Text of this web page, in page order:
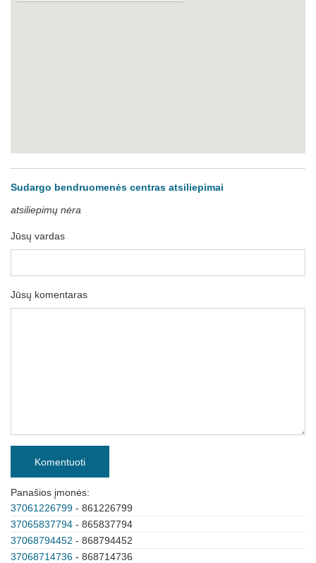
Sudargo bendruomenės centras atsiliepimai
atsiliepimų nėra
Jūsų vardas
Jūsų komentaras
Komentuoti
Panašios įmonės:
37061226799 - 861226799
37065837794 - 865837794
37068794452 - 868794452
37068714736 - 868714736